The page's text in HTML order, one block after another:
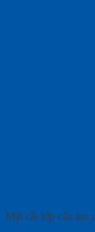
Mặt cắt lớp cấu tạo